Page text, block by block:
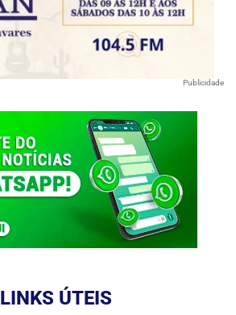
Publicidade
LINKS ÚTEIS